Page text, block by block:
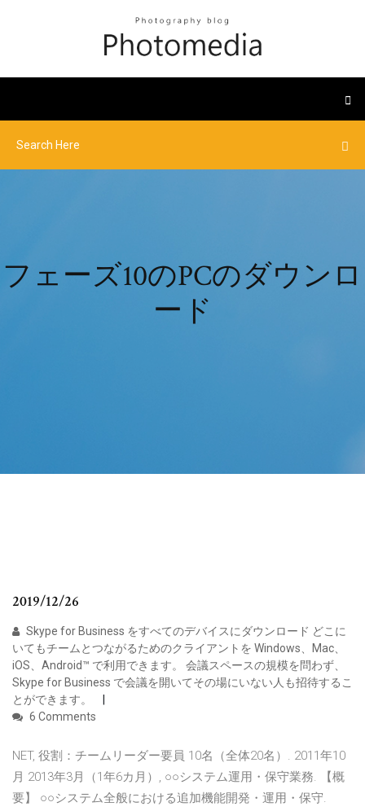
フェーズ10のPCのダウンロ
ード
2019/12/26
Skype for Business をすべてのデバイスにダウンロード どこに
いてもチームとつながるためのクライアントを Windows、Mac、
iOS、Android™ で利用できます。 会議スペースの規模を問わず、
Skype for Business で会議を開いてその場にいない人も招待するこ
とができます。
6 Comments
NET, 役割：チームリーダー要員 10名（全体20名）. 2011年10
月 2013年3月（1年6カ月）, ○○システム運用・保守業務. 【概
要】 ○○システム全般における追加機能開発・運用・保守.